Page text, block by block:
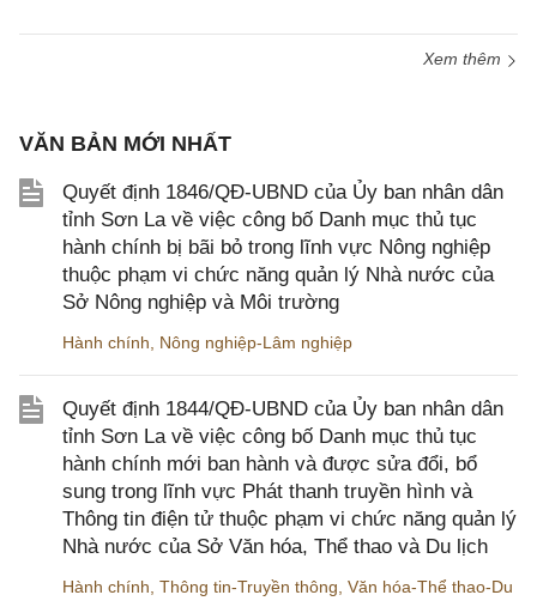
Xem thêm
VĂN BẢN MỚI NHẤT
Quyết định 1846/QĐ-UBND của Ủy ban nhân dân
tỉnh Sơn La về việc công bố Danh mục thủ tục
hành chính bị bãi bỏ trong lĩnh vực Nông nghiệp
thuộc phạm vi chức năng quản lý Nhà nước của
Sở Nông nghiệp và Môi trường
Hành chính, Nông nghiệp-Lâm nghiệp
Quyết định 1844/QĐ-UBND của Ủy ban nhân dân
tỉnh Sơn La về việc công bố Danh mục thủ tục
hành chính mới ban hành và được sửa đổi, bổ
sung trong lĩnh vực Phát thanh truyền hình và
Thông tin điện tử thuộc phạm vi chức năng quản lý
Nhà nước của Sở Văn hóa, Thể thao và Du lịch
Hành chính, Thông tin-Truyền thông, Văn hóa-Thể thao-Du